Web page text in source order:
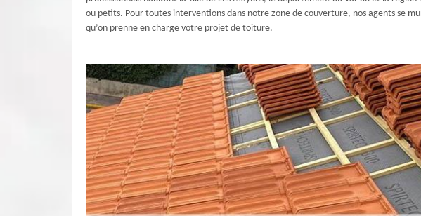
ou petits. Pour toutes interventions dans notre zone de couverture, nos agents se
qu’on prenne en charge votre projet de toiture.